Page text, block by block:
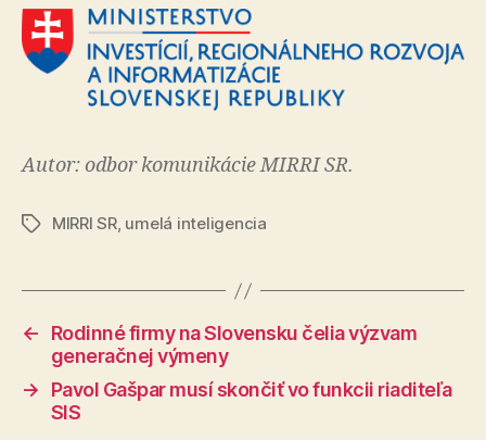
Autor: odbor komunikácie MIRRI SR.
ZnačkyMIRRI SR, umelá inteligencia
←
Rodinné firmy na Slovensku čelia výzvam
generačnej výmeny
→
Pavol Gašpar musí skončiť vo funkcii riaditeľa
SIS